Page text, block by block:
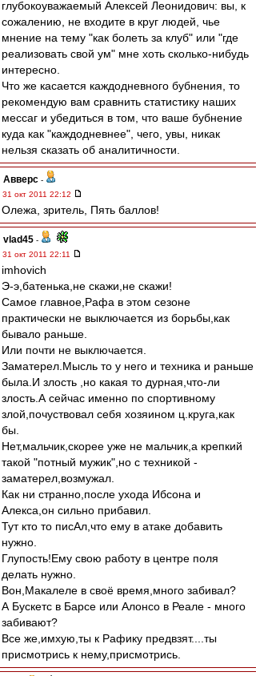
глубокоуважаемый Алексей Леонидович: вы, к
сожалению, не входите в круг людей, чье
мнение на тему "как болеть за клуб" или "где
реализовать свой ум" мне хоть сколько-нибудь
интересно.
Что же касается каждодневного бубнения, то
рекомендую вам сравнить статистику наших
мессаг и убедиться в том, что ваше бубнение
куда как "каждодневнее", чего, увы, никак
нельзя сказать об аналитичности.
Авверс -
31 окт 2011 22:12
Олежа, зритель, Пять баллов!
vlad45 -
31 окт 2011 22:11
imhovich
Э-э,батенька,не скажи,не скажи!
Самое главное,Рафа в этом сезоне
практически не выключается из борьбы,как
бывало раньше.
Или почти не выключается.
Заматерел.Мысль то у него и техника и раньше
была.И злость ,но какая то дурная,что-ли
злость.А сейчас именно по спортивному
злой,почуствовал себя хозяином ц.круга,как
бы.
Нет,мальчик,скорее уже не мальчик,а крепкий
такой "потный мужик",но с техникой -
заматерел,возмужал.
Как ни странно,после ухода Ибсона и
Алекса,он сильно прибавил.
Тут кто то писАл,что ему в атаке добавить
нужно.
Глупость!Ему свою работу в центре поля
делать нужно.
Вон,Макалеле в своё время,много забивал?
А Бускетс в Барсе или Алонсо в Реале - много
забивают?
Все же,имхую,ты к Рафику предвзят....ты
присмотрись к нему,присмотрись.